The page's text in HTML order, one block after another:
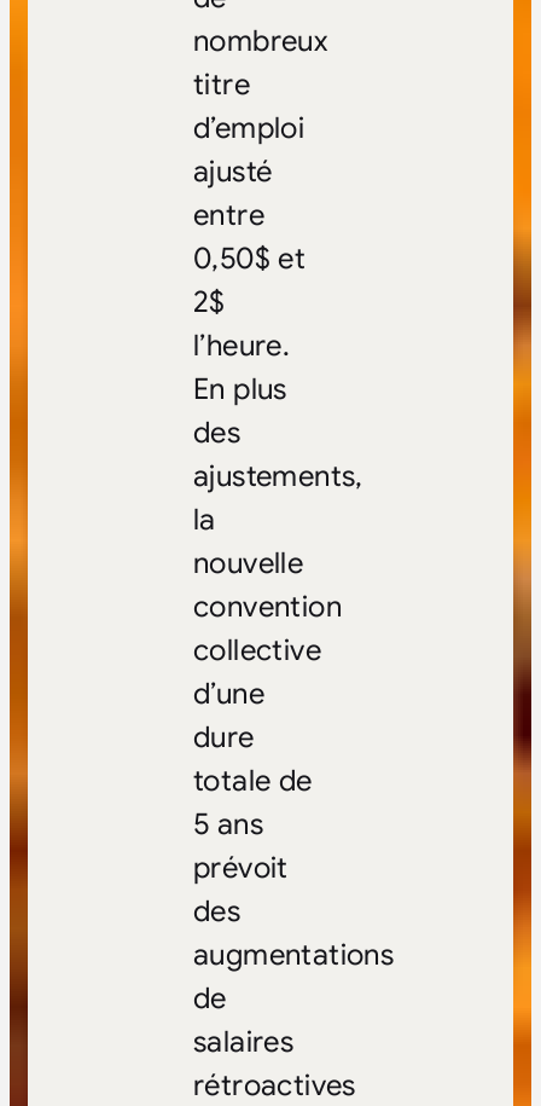
nombreux
titre
d’emploi
ajusté
entre
0,50$ et
2$
l’heure.
En plus
des
ajustements,
la
nouvelle
convention
collective
d’une
dure
totale de
5 ans
prévoit
des
augmentations
de
salaires
rétroactives